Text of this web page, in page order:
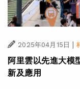
2025年04月15日 |
阿里雲以先進大模
新及應用